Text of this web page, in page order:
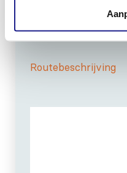
09:00 -
Zondag: gesloten
Routebeschrijving